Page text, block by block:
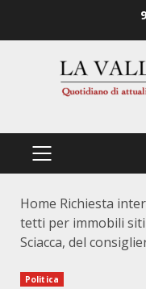
PRIMÄRES
Home Richiesta
tetti per immobili siti
Sciacca, del
Politica